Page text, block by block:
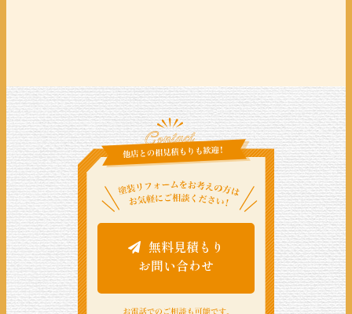
無料見積もり
お問い合わせ